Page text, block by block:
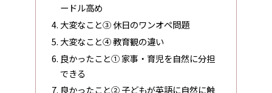
ードル高め
大変なこと③ 休日のワンオペ問題
大変なこと④ 教育観の違い
良かったこと① 家事・育児を自然に分担
できる
良かったこと② 子どもが英語に自然に触